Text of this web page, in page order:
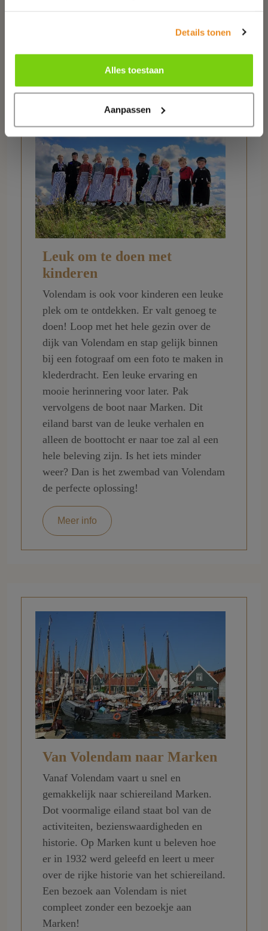
Details tonen
Alles toestaan
Aanpassen
Leuk om te doen met
kinderen
Volendam is ook voor kinderen een leuke
plek om te ontdekken. Er valt genoeg te
doen! Loop met het hele gezin over de
dijk van Volendam en stap gelijk binnen
bij een fotograaf om een foto te maken in
klederdracht. Een leuke ervaring en
mooie herinnering voor later. Pak
vervolgens de boot naar Marken. Dit
eiland barst van de leuke verhalen en
alleen de boottocht er naar toe zal al een
hele beleving zijn. Is het iets minder
weer? Dan is het zwembad van Volendam
de perfecte oplossing!
Meer info
Van Volendam naar Marken
Vanaf Volendam vaart u snel en
gemakkelijk naar schiereiland Marken.
Dot voormalige eiland staat bol van de
activiteiten, bezienswaardigheden en
historie. Op Marken kunt u beleven hoe
er in 1932 werd geleefd en leert u meer
over de rijke historie van het schiereiland.
Een bezoek aan Volendam is niet
compleet zonder een bezoekje aan
Marken!